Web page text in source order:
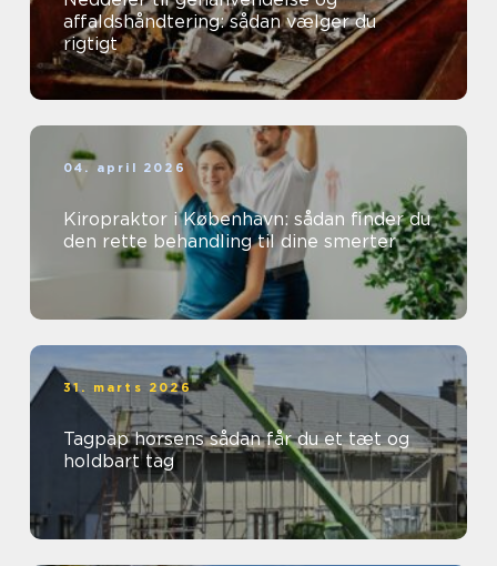
affaldshåndtering: sådan vælger du
rigtigt
04. april 2026
Kiropraktor i København: sådan finder du
den rette behandling til dine smerter
31. marts 2026
Tagpap horsens sådan får du et tæt og
holdbart tag